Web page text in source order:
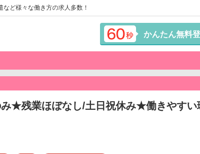
ど様々な働き方の求人多数！
かんたん無料
み★残業ほぼなし/土日祝休み★働きやすい